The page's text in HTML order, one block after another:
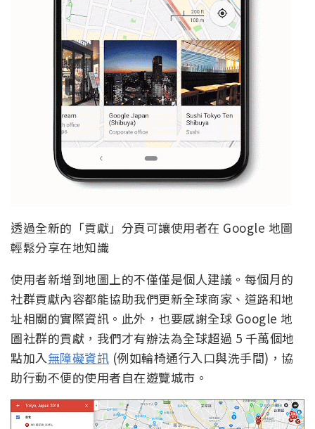
透過全新的「貢獻」分頁可讓使用者在 Google 地圖
輕鬆分享在地知識
使用者新增到地圖上的不僅僅是個人建議。每個月的
社群貢獻內容都能協助我們更新全球商家、道路和地
址相關的實際資訊。此外，也要感謝全球 Google 地
圖社群的貢獻，我們才有辦法為全球超過 5 千萬個地
點加入無障礙資訊 (例如輪椅通行入口與洗手間)，協
助行動不便的使用者自在遊覽城市。